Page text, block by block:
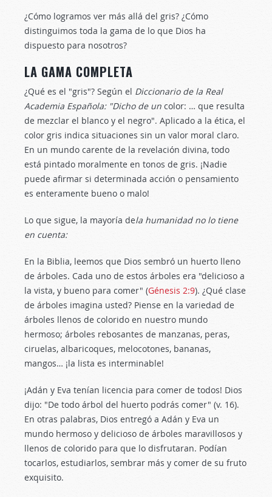
¿Cómo logramos ver más allá del gris? ¿Cómo
distinguimos toda la gama de lo que Dios ha
dispuesto para nosotros?
LA GAMA COMPLETA
¿Qué es el "gris"? Según el Diccionario de la Real
Academia Española: "Dicho de un color: … que resulta
de mezclar el blanco y el negro". Aplicado a la ética, el
color gris indica situaciones sin un valor moral claro.
En un mundo carente de la revelación divina, todo
está pintado moralmente en tonos de gris. ¡Nadie
puede afirmar si determinada acción o pensamiento
es enteramente bueno o malo!
Lo que sigue, la mayoría dela humanidad no lo tiene
en cuenta:
En la Biblia, leemos que Dios sembró un huerto lleno
de árboles. Cada uno de estos árboles era "delicioso a
la vista, y bueno para comer" (Génesis 2:9). ¿Qué clase
de árboles imagina usted? Piense en la variedad de
árboles llenos de colorido en nuestro mundo
hermoso; árboles rebosantes de manzanas, peras,
ciruelas, albaricoques, melocotones, bananas,
mangos… ¡la lista es interminable!
¡Adán y Eva tenían licencia para comer de todos! Dios
dijo: "De todo árbol del huerto podrás comer" (v. 16).
En otras palabras, Dios entregó a Adán y Eva un
mundo hermoso y delicioso de árboles maravillosos y
llenos de colorido para que lo disfrutaran. Podían
tocarlos, estudiarlos, sembrar más y comer de su fruto
exquisito.